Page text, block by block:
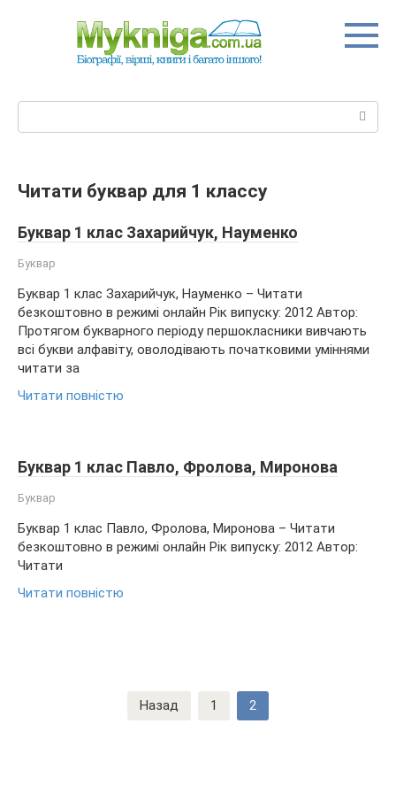
Читати буквар для 1 классу
Буквар 1 клас Захарийчук, Науменко
Буквар
Буквар 1 клас Захарийчук, Науменко – Читати
безкоштовно в режимі онлайн Рік випуску: 2012 Автор:
Протягом букварного періоду першокласники вивчають
всі букви алфавіту, оволодівають початковими уміннями
читати за
Читати повністю
Буквар 1 клас Павло, Фролова, Миронова
Буквар
Буквар 1 клас Павло, Фролова, Миронова – Читати
безкоштовно в режимі онлайн Рік випуску: 2012 Автор:
Читати
Читати повністю
Назад 1 2